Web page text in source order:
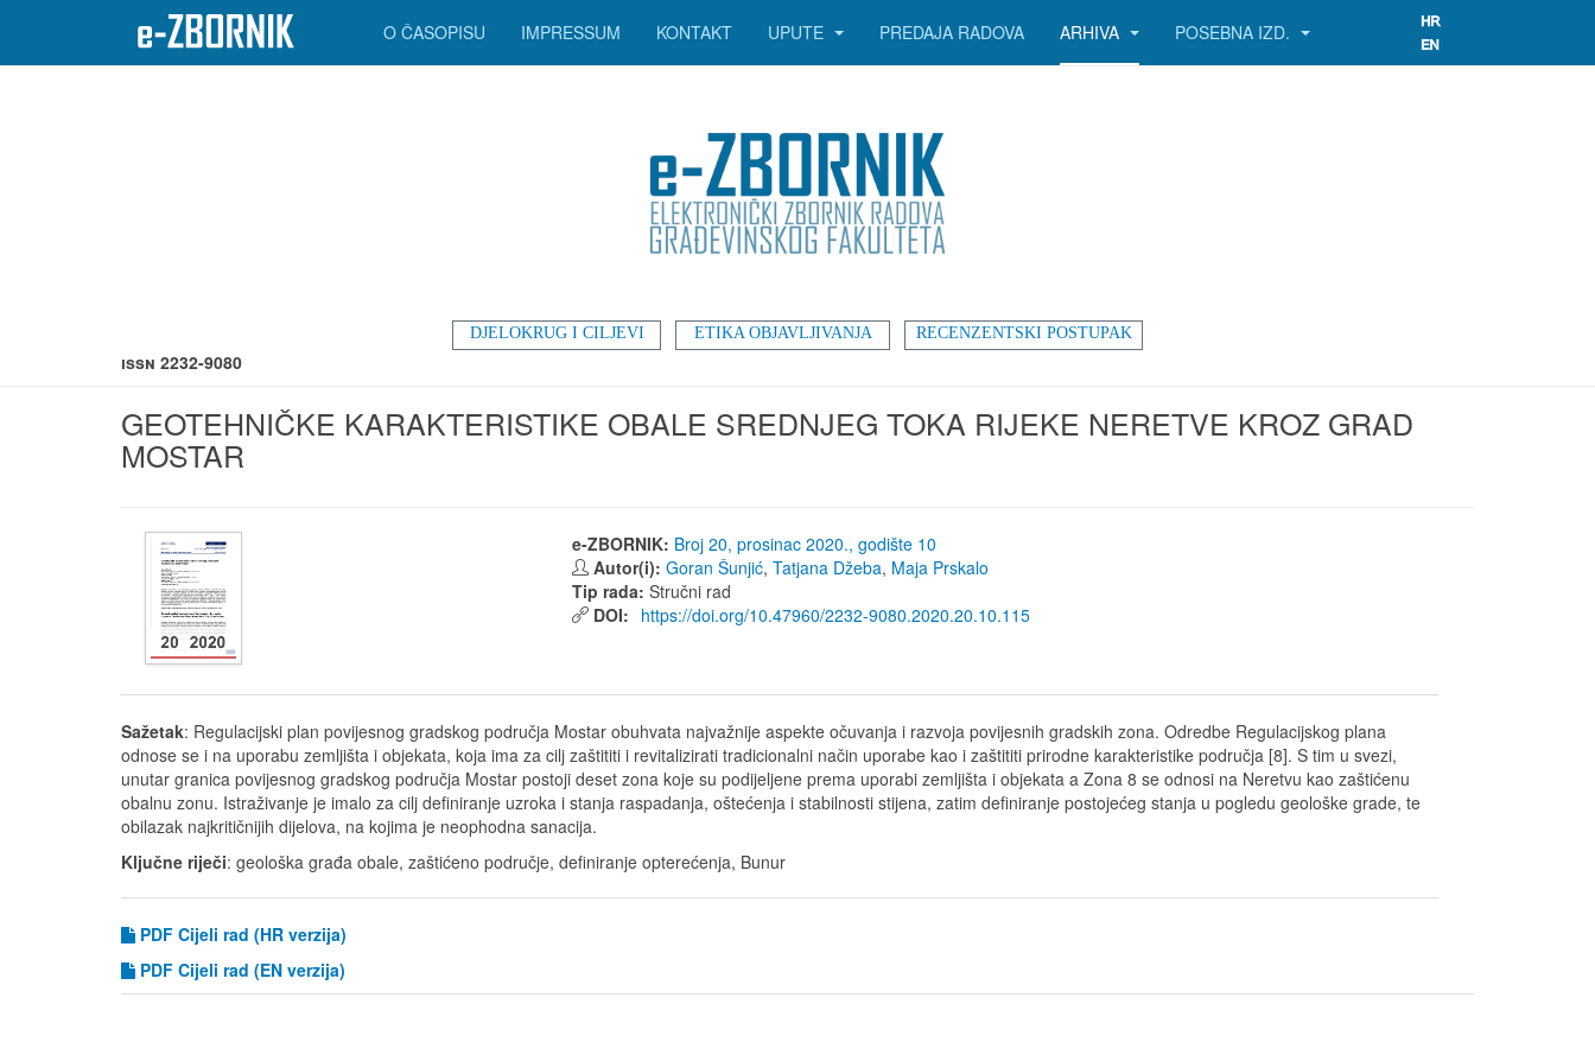
DJELOKRUG I CILJEVI ETIKA OBJAVLJIVANJA RECENZENTSKI POSTUPAK
O ČASOPISU IMPRESSUM KONTAKT UPUTE PREDAJA RADOVA ARHIVA POSEBNA IZD.
ISSN 2232-9080
GEOTEHNIČKE KARAKTERISTIKE OBALE SREDNJEG TOKA RIJEKE NERETVE KROZ GRAD
MOSTAR
e-ZBORNIK: Broj 20, prosinac 2020., godište 10
Autor(i): Goran Šunjić, Tatjana Džeba, Maja Prskalo
Tip rada: Stručni rad
DOI: https://doi.org/10.47960/2232-9080.2020.20.10.115
Sažetak: Regulacijski plan povijesnog gradskog područja Mostar obuhvata najvažnije aspekte očuvanja i razvoja povijesnih gradskih zona. Odredbe Regulacijskog plana
odnose se i na uporabu zemljišta i objekata, koja ima za cilj zaštititi i revitalizirati tradicionalni način uporabe kao i zaštititi prirodne karakteristike područja [8]. S tim u svezi,
unutar granica povijesnog gradskog područja Mostar postoji deset zona koje su podijeljene prema uporabi zemljišta i objekata a Zona 8 se odnosi na Neretvu kao zaštićenu
obalnu zonu. Istraživanje je imalo za cilj definiranje uzroka i stanja raspadanja, oštećenja i stabilnosti stijena, zatim definiranje postojećeg stanja u pogledu geološke grade, te
obilazak najkritičnijih dijelova, na kojima je neophodna sanacija.
Ključne riječi: geološka građa obale, zaštićeno područje, definiranje opterećenja, Bunur
PDF Cijeli rad (HR verzija)
PDF Cijeli rad (EN verzija)